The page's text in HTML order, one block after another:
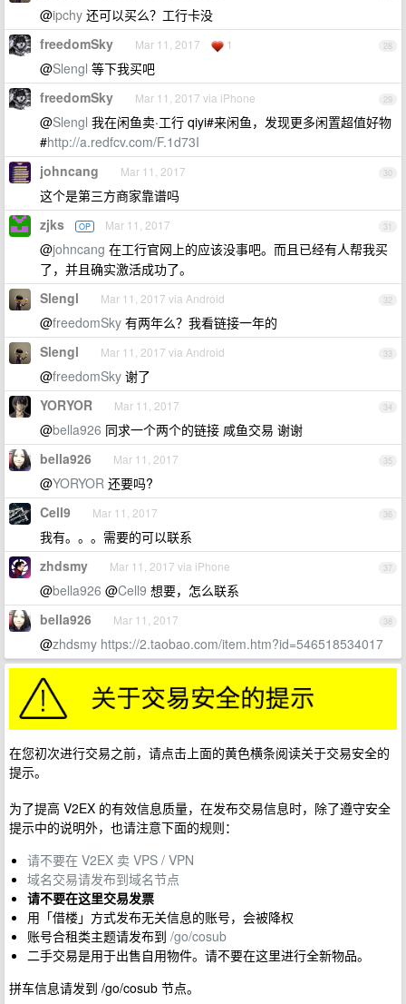
@ipchy 还可以买么？工行卡没
28
freedomSky Mar 11, 2017 1
@Slengl 等下我买吧
29
freedomSky Mar 11, 2017 via iPhone
@Slengl 我在闲鱼卖·工行 qiyi#来闲鱼，发现更多闲置超值好物
#http://a.redfcv.com/F.1d73I
30
johncang Mar 11, 2017
这个是第三方商家靠谱吗
31
zjks OP Mar 11, 2017
@johncang 在工行官网上的应该没事吧。而且已经有人帮我买
了，并且确实激活成功了。
32
Slengl Mar 11, 2017 via Android
@freedomSky 有两年么？我看链接一年的
33
Slengl Mar 11, 2017 via Android
@freedomSky 谢了
34
YORYOR Mar 11, 2017
@bella926 同求一个两个的链接 咸鱼交易 谢谢
35
bella926 Mar 11, 2017
@YORYOR 还要吗?
36
Cell9 Mar 11, 2017
我有。。。需要的可以联系
37
zhdsmy Mar 11, 2017 via iPhone
@bella926 @Cell9 想要，怎么联系
38
bella926 Mar 11, 2017
@zhdsmy https://2.taobao.com/item.htm?id=546518534017
在您初次进行交易之前，请点击上面的黄色横条阅读关于交易安全的
提示。
为了提高 V2EX 的有效信息质量，在发布交易信息时，除了遵守安全
提示中的说明外，也请注意下面的规则：
请不要在 V2EX 卖 VPS / VPN
域名交易请发布到域名节点
请不要在这里交易发票
用「借楼」方式发布无关信息的账号，会被降权
账号合租类主题请发布到 /go/cosub
二手交易是用于出售自用物件。请不要在这里进行全新物品。
拼车信息请发到 /go/cosub 节点。